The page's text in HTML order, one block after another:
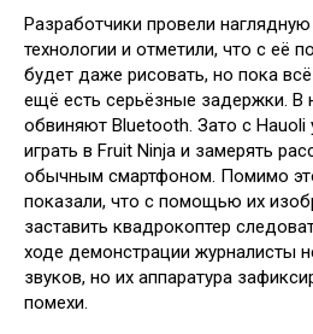
Разработчики провели
технологии и отметили, что с
будет даже рисовать, но пока
ещё есть серьёзные задержки. В
обвиняют Bluetooth. Зато с
играть в Fruit Ninja и замерять
обычным смартфоном. Помимо
показали, что с помощью их
заставить квадрокоптер
ходе демонстрации журналисты
звуков, но их аппаратура
помехи.